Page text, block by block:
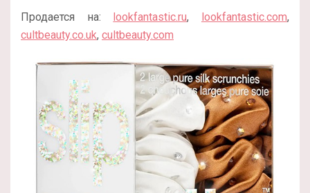
Продается на: lookfantastic.ru, lookfantastic.com,
cultbeauty.co.uk, cultbeauty.com